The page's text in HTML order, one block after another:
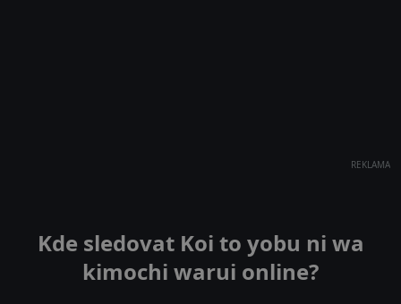
REKLAMA
Kde sledovat Koi to yobu ni wa
kimochi warui online?